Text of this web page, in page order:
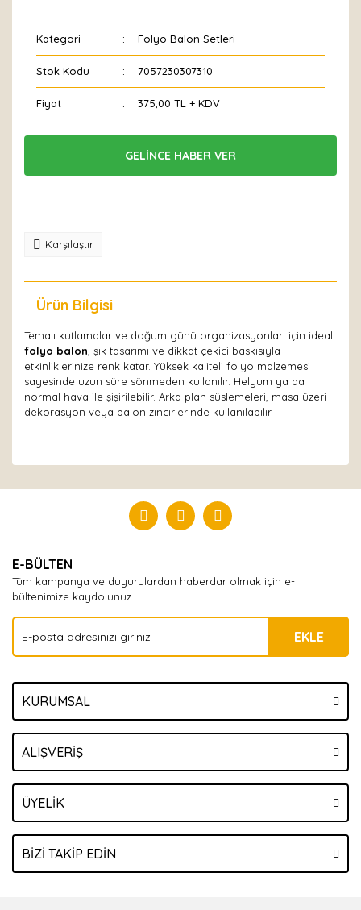
Kategori Folyo Balon Setleri
Stok Kodu 7057230307310
Fiyat 375,00 TL + KDV
GELİNCE HABER VER
Karşılaştır
Ürün Bilgisi
Temalı kutlamalar ve doğum günü organizasyonları için ideal
folyo balon , şık tasarımı ve dikkat çekici baskısıyla
etkinliklerinize renk katar. Yüksek kaliteli folyo malzemesi
sayesinde uzun süre sönmeden kullanılır. Helyum ya da
normal hava ile şişirilebilir. Arka plan süslemeleri, masa üzeri
dekorasyon veya balon zincirlerinde kullanılabilir.
Yorum Yaz
E-BÜLTEN
Tüm kampanya ve duyurulardan haberdar olmak için e-
bültenimize kaydolunuz.
EKLE
KURUMSAL
ALIŞVERİŞ
ÜYELİK
BİZİ TAKİP EDİN